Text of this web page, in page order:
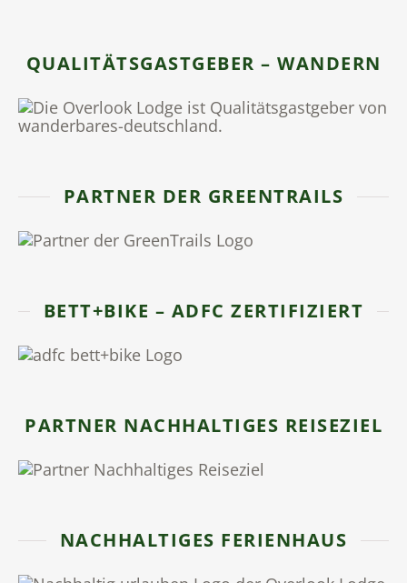
QUALITÄTSGASTGEBER – WANDERN
PARTNER DER GREENTRAILS
BETT+BIKE – ADFC ZERTIFIZIERT
PARTNER NACHHALTIGES REISEZIEL
NACHHALTIGES FERIENHAUS